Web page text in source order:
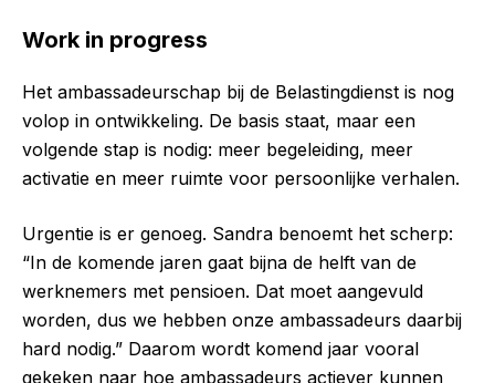
Work in progress
Het ambassadeurschap bij de Belastingdienst is nog
volop in ontwikkeling. De basis staat, maar een
volgende stap is nodig: meer begeleiding, meer
activatie en meer ruimte voor persoonlijke verhalen.
Urgentie is er genoeg. Sandra benoemt het scherp:
“In de komende jaren gaat bijna de helft van de
werknemers met pensioen. Dat moet aangevuld
worden, dus we hebben onze ambassadeurs daarbij
hard nodig.” Daarom wordt komend jaar vooral
gekeken naar hoe ambassadeurs actiever kunnen